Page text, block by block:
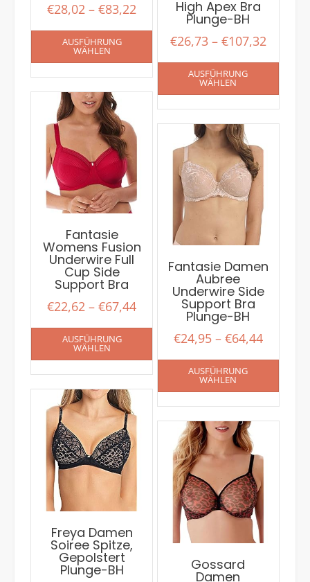
€28,02 –€83,22
AUSFÜHRUNG
WÄHLEN
High Apex Bra
Plunge-BH
€26,73– €107,32
AUSFÜHRUNG
WÄHLEN
Fantasie
Womens Fusion
Underwire Full
Cup Side
Support Bra
€22,62 –€67,44
AUSFÜHRUNG
WÄHLEN
Fantasie Damen
Aubree
Underwire Side
Support Bra
Plunge-BH
€24,95– €64,44
AUSFÜHRUNG
WÄHLEN
Freya Damen
Soiree Spitze,
Gepolstert
Plunge-BH Gossard
Damen